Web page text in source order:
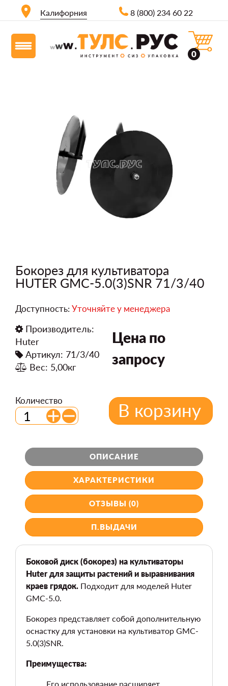
Калифорния 8 (800) 234 60 22
0
Бокорез для культиватора
HUTER GMC-5.0(3)SNR 71/3/40
Доступность: Уточняйте у менеджера
Производитель:
Huter
Артикул: 71/3/40
Вес: 5,00кг
Цена по
запросу
Количество В корзину
ОПИСАНИЕ
ХАРАКТЕРИСТИКИ
ОТЗЫВЫ (0)
П.ВЫДАЧИ
Боковой диск (бокорез) на культиваторы
Huter для защиты растений и выравнивания
краев грядок. Подходит для моделей Huter
GMC-5.0.
Бокорез представляет собой дополнительную
оснастку для установки на культиватор GMC-
5.0(3)SNR.
Преимущества:
Его использование расширяет